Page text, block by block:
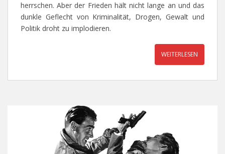
herrschen. Aber der Frieden hält nicht lange an und das
dunkle Geflecht von Kriminalität, Drogen, Gewalt und
Politik droht zu implodieren.
WEITERLESEN